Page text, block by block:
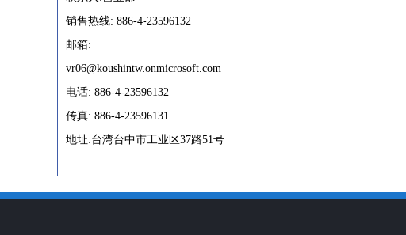
销售热线: 886-4-23596132
邮箱:
vr06@koushintw.onmicrosoft.com
电话: 886-4-23596132
传真: 886-4-23596131
地址:台湾台中市工业区37路51号